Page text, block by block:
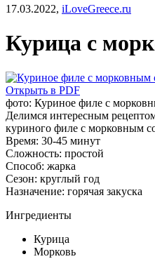
17.03.2022, iLoveGreece.ru
Курица c
Открыть в PDF
фото: Куриное филе c
Делимся интересным
куриного филе с морковным
Время: 30-45 минут
Сложность: простой
Способ: жарка
Сезон: круглый год
Назначение: горячая закуска
Ингредиенты
Курица
Морковь